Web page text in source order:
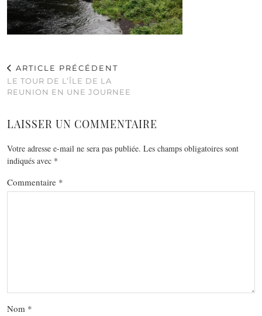
ARTICLE PRÉCÉDENT
LE TOUR DE L’ÎLE DE LA
REUNION EN UNE JOURNEE
LAISSER UN COMMENTAIRE
Votre adresse e-mail ne sera pas publiée. Les champs obligatoires sont
indiqués avec *
Commentaire *
Nom *